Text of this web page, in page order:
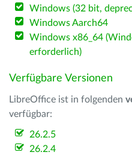
Windows (32 bit,
Windows Aarch64
Windows x86_64
erforderlich)
Verfügbare Versionen
LibreOffice ist in folgenden
verfügbar:
26.2.5
26.2.4